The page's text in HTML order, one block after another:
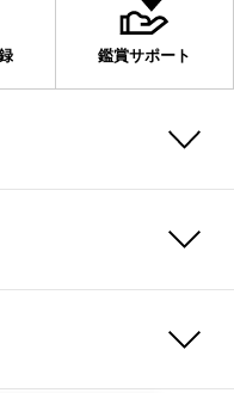
鑑賞サポート